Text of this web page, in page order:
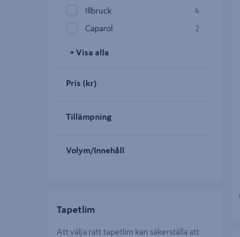
Illbruck 4
Caparol 2
+ Visa alla
Pris (kr)
Tillämpning
Volym/Innehåll
Tapetlim
Att välja rätt tapetlim kan säkerställa att